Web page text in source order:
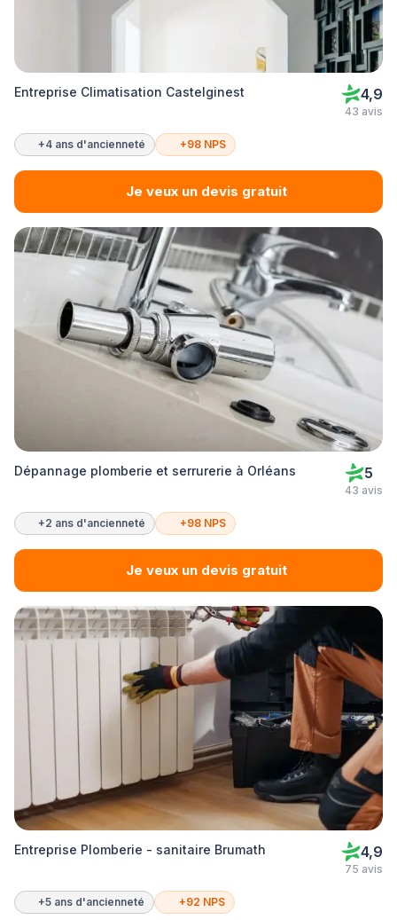
Entreprise Climatisation Castelginest 4,9
43 avis
+4 ans d'ancienneté +98 NPS
Je veux un devis gratuit
Dépannage plomberie et serrurerie à Orléans 5
43 avis
+2 ans d'ancienneté +98 NPS
Je veux un devis gratuit
Entreprise Plomberie - sanitaire Brumath 4,9
75 avis
+5 ans d'ancienneté +92 NPS